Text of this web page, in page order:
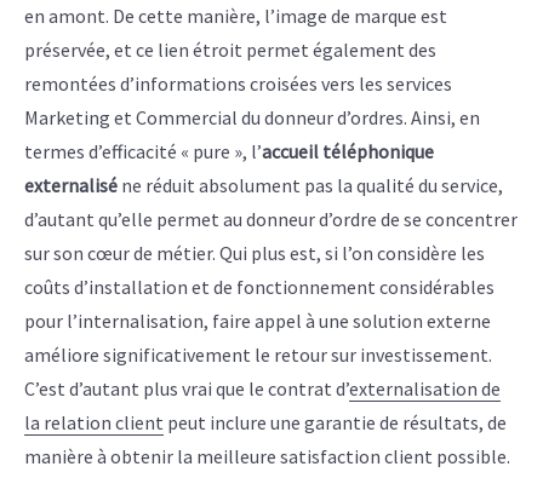
en amont. De cette manière, l’image de marque est
préservée, et ce lien étroit permet également des
remontées d’informations croisées vers les services
Marketing et Commercial du donneur d’ordres. Ainsi, en
termes d’efficacité « pure », l’accueil téléphonique
externalisé ne réduit absolument pas la qualité du service,
d’autant qu’elle permet au donneur d’ordre de se concentrer
sur son cœur de métier. Qui plus est, si l’on considère les
coûts d’installation et de fonctionnement considérables
pour l’internalisation, faire appel à une solution externe
améliore significativement le retour sur investissement.
C’est d’autant plus vrai que le contrat d’externalisation de
la relation client peut inclure une garantie de résultats, de
manière à obtenir la meilleure satisfaction client possible.